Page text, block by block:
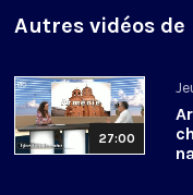
Autres vidéos de
27:00